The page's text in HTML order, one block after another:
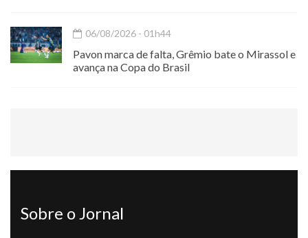
06/08/2026 - 01h44
Pavon marca de falta, Grêmio bate o Mirassol e
avança na Copa do Brasil
Sobre o Jornal